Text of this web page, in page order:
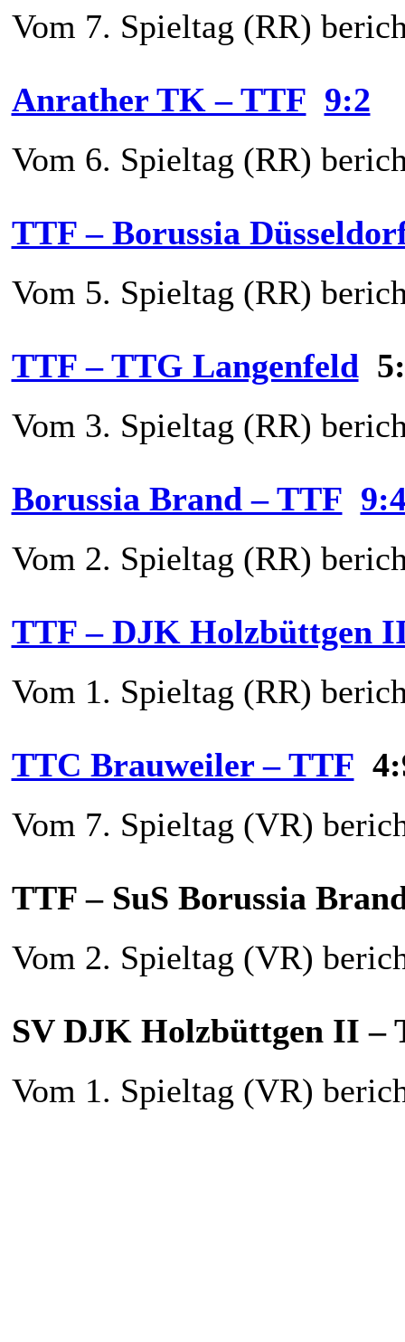
Vom 7. Spieltag (RR)
Anrather TK – TTF 9:2
Vom 6. Spieltag (RR)
TTF – Borussia
Vom 5. Spieltag (RR)
TTF – TTG Langenfeld
Vom 3. Spieltag (RR)
Borussia Brand – TTF
Vom 2. Spieltag (RR)
TTF – DJK Holzbüttgen
Vom 1. Spieltag (RR)
TTC Brauweiler – TTF
Vom 7. Spieltag (VR)
TTF – SuS Borussia
Vom 2. Spieltag (VR)
SV DJK Holzbüttgen II
Vom 1. Spieltag (VR)